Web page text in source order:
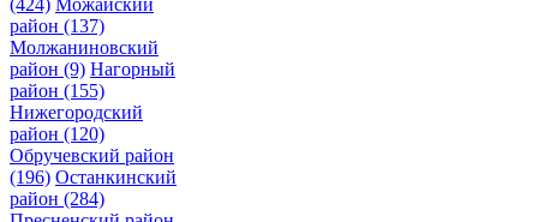
район (137)
Молжаниновский
район (9) Нагорный
район (155)
Нижегородский
район (120)
Обручевский район
(196) Останкинский
район (284)